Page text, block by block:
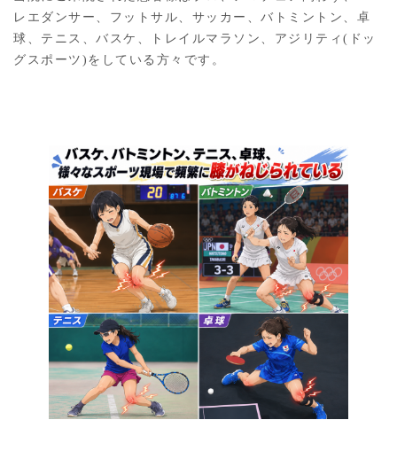
レエダンサー、フットサル、サッカー、バトミントン、卓
球、テニス、バスケ、トレイルマラソン、アジリティ(ドッ
グスポーツ)をしている方々です。